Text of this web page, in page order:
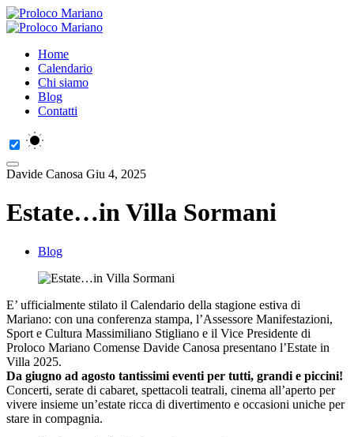
Home
Calendario
Chi siamo
Blog
Contatti
Davide Canosa Giu 4, 2025
Estate…in Villa Sormani
Blog
E’ ufficialmente stilato il Calendario della stagione estiva di
Mariano: con una conferenza stampa, l’Assessore Manifestazioni,
Sport e Cultura Massimiliano Stigliano e il Vice Presidente di
Proloco Mariano Comense Davide Canosa presentano l’Estate in
Villa 2025.
Da giugno ad agosto tantissimi eventi per tutti, grandi e piccini!
Concerti, serate di cabaret, spettacoli teatrali, cinema all’aperto per
vivere insieme un’estate ricca di divertimento e occasioni uniche per
stare in compagnia.